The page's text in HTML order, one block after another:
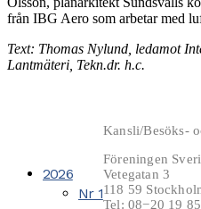
från IBG Aero som arbetar med
Text: Thomas Nylund, ledamot
Lantmäteri, Tekn.dr. h.c.
2026
Nr 1
Kansli/Besöks-
Föreningen
Vetegatan 3
118 59
Tel: 08−20 19 85